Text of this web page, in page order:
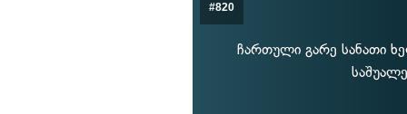
#820
ჩართული გარე სანათი